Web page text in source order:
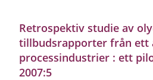
Retrospektiv studie av
tillbudsrapporter från ett
processindustrier : ett
2007:5